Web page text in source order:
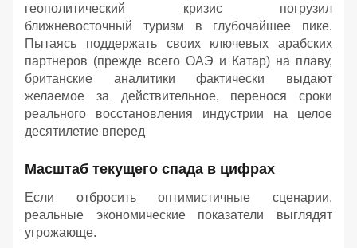
геополитический кризис погрузил
ближневосточный туризм в глубочайшее пике.
Пытаясь поддержать своих ключевых арабских
партнеров (прежде всего ОАЭ и Катар) на плаву,
британские аналитики фактически выдают
желаемое за действительное, перенося сроки
реального восстановления индустрии на целое
десятилетие вперед
Масштаб текущего спада в цифрах
Если отбросить оптимистичные сценарии,
реальные экономические показатели выглядят
угрожающе.